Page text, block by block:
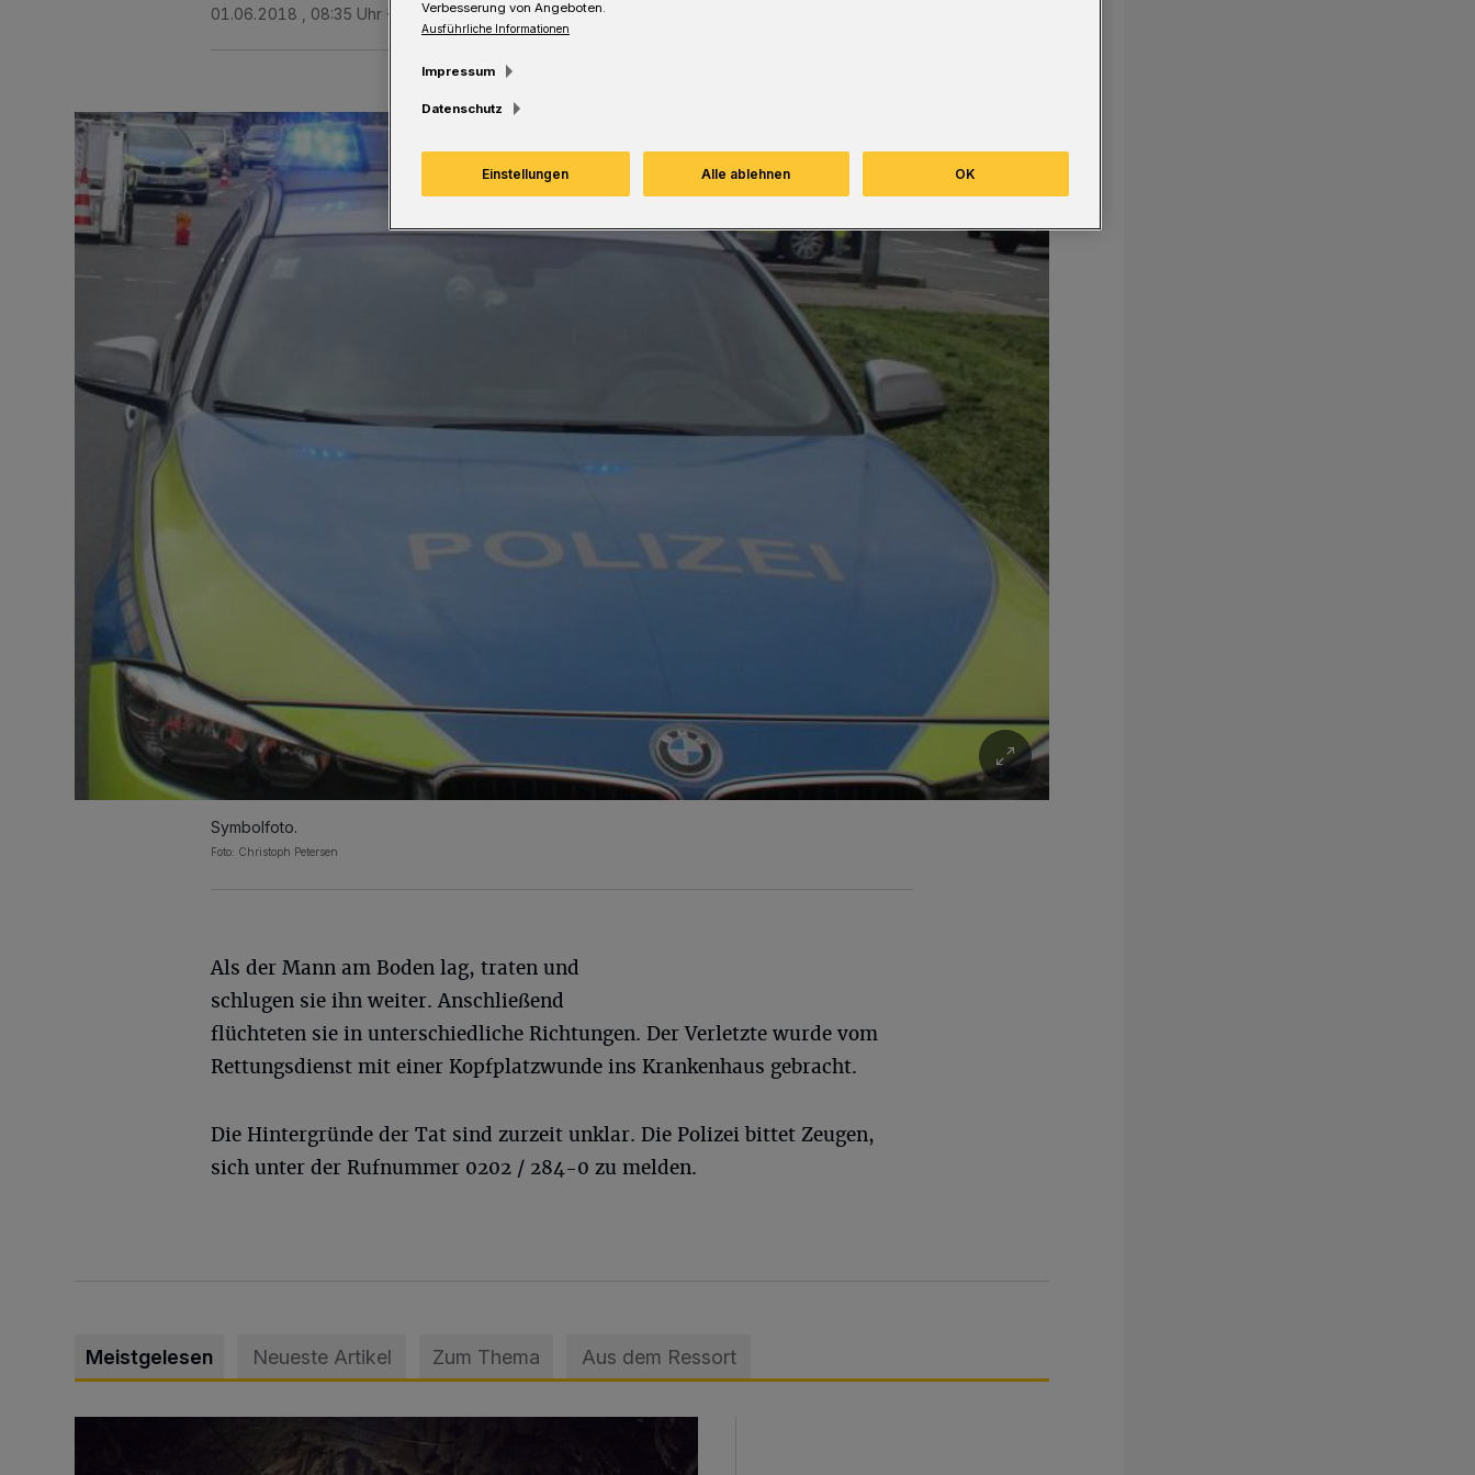
01.06.2018 , 08:35 Uhr Eine Minute Lesezeit
Symbolfoto.
Foto: Christoph Petersen
Als der Mann am Boden lag, traten und
schlugen sie ihn weiter. Anschließend
flüchteten sie in unterschiedliche Richtungen. Der Verletzte wurde vom
Rettungsdienst mit einer Kopfplatzwunde ins Krankenhaus gebracht.
Die Hintergründe der Tat sind zurzeit unklar. Die Polizei bittet Zeugen,
sich unter der Rufnummer 0202 / 284-0 zu melden.
Meistgelesen Neueste Artikel Zum Thema Aus dem Ressort
Verbesserung von Angeboten.
Ausführliche Informationen
Impressum
Datenschutz
Einstellungen Alle ablehnen OK